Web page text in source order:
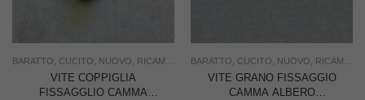
BARATTO CUCITO NUOVO RICAMBI RICAMO,USO INDUSTRIA
VITE COPPIGLIA
FISSAGGLIO CAMMA
BARATTO CUCITO NUOVO RICAMBI
VITE GRANO FISSAGGIO
CAMMA ALBERO